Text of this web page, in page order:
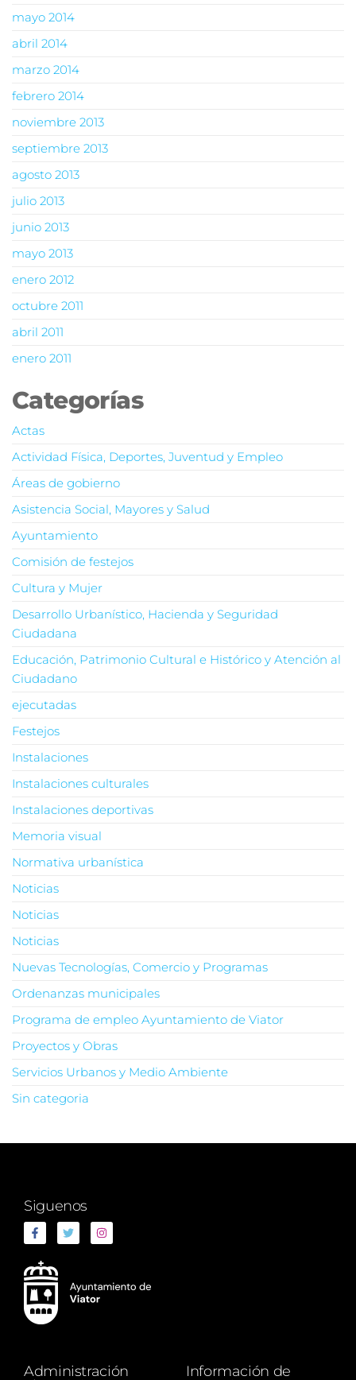
mayo 2014
abril 2014
marzo 2014
febrero 2014
noviembre 2013
septiembre 2013
agosto 2013
julio 2013
junio 2013
mayo 2013
enero 2012
octubre 2011
abril 2011
enero 2011
Categorías
Actas
Actividad Física, Deportes, Juventud y Empleo
Áreas de gobierno
Asistencia Social, Mayores y Salud
Ayuntamiento
Comisión de festejos
Cultura y Mujer
Desarrollo Urbanístico, Hacienda y Seguridad
Ciudadana
Educación, Patrimonio Cultural e Histórico y Atención al
Ciudadano
ejecutadas
Festejos
Instalaciones
Instalaciones culturales
Instalaciones deportivas
Memoria visual
Normativa urbanística
Noticias
Noticias
Noticias
Nuevas Tecnologías, Comercio y Programas
Ordenanzas municipales
Programa de empleo Ayuntamiento de Viator
Proyectos y Obras
Servicios Urbanos y Medio Ambiente
Sin categoria
Siguenos
Administración
Información de